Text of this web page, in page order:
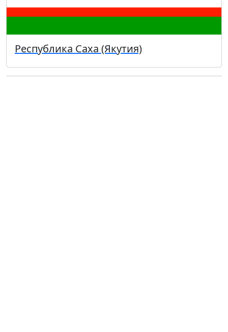
Республика Саха (Якутия)